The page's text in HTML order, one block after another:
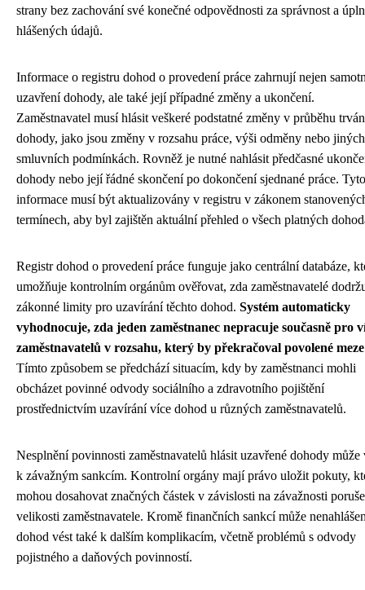
strany bez zachování své konečné odpovědnosti za správnost a
hlášených údajů.
Informace o registru dohod o provedení práce zahrnují nejen
uzavření dohody, ale také její případné změny a ukončení.
Zaměstnavatel musí hlásit veškeré podstatné změny v průběhu
dohody, jako jsou změny v rozsahu práce, výši odměny nebo jiných
smluvních podmínkách. Rovněž je nutné nahlásit předčasné
dohody nebo její řádné skončení po dokončení sjednané práce. Tyto
informace musí být aktualizovány v registru v zákonem
termínech, aby byl zajištěn aktuální přehled o všech platných
Registr dohod o provedení práce funguje jako centrální databáze,
umožňuje kontrolním orgánům ověřovat, zda zaměstnavatelé
zákonné limity pro uzavírání těchto dohod. Systém automaticky
vyhodnocuje, zda jeden zaměstnanec nepracuje současně pro
zaměstnavatelů v rozsahu, který by překračoval povolené meze
Tímto způsobem se předchází situacím, kdy by zaměstnanci mohli
obcházet povinné odvody sociálního a zdravotního pojištění
prostřednictvím uzavírání více dohod u různých zaměstnavatelů.
Nesplnění povinnosti zaměstnavatelů hlásit uzavřené dohody může
k závažným sankcím. Kontrolní orgány mají právo uložit pokuty,
mohou dosahovat značných částek v závislosti na závažnosti
velikosti zaměstnavatele. Kromě finančních sankcí může
dohod vést také k dalším komplikacím, včetně problémů s odvody
pojistného a daňových povinností.